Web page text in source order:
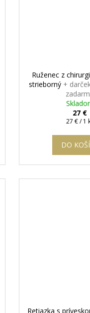
Ruženec z
strieborný +
27 €
27 € / 1
DO
Retiazka s